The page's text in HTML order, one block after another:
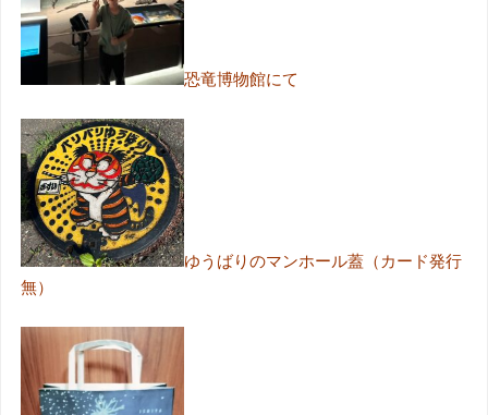
恐竜博物館にて
ゆうばりのマンホール蓋（カード発行
無）